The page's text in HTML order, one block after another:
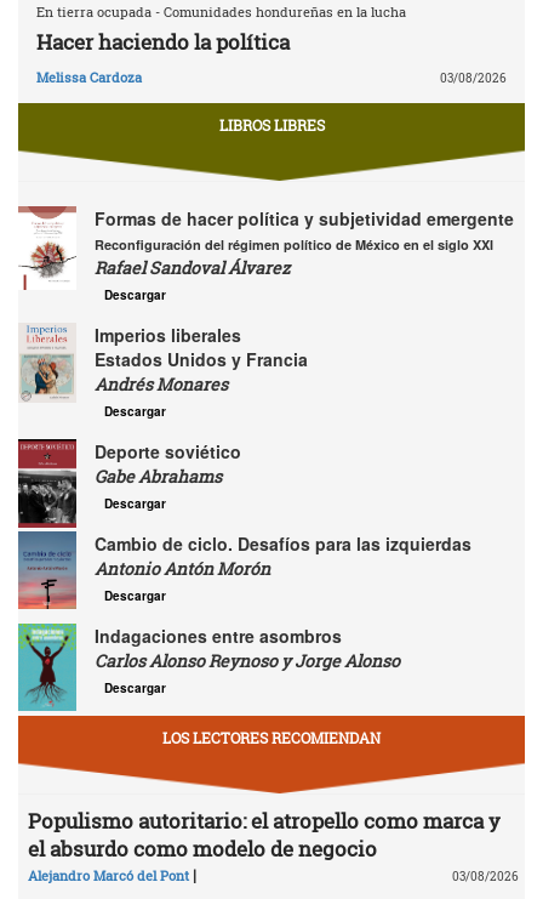
En tierra ocupada - Comunidades hondureñas en la lucha
Hacer haciendo la política
Melissa Cardoza 03/08/2026
LIBROS LIBRES
Formas de hacer política y subjetividad emergente
Reconfiguración del régimen político de México en el siglo XXI
Rafael Sandoval Álvarez
Descargar
Imperios liberales
Estados Unidos y Francia
Andrés Monares
Descargar
Deporte soviético
Gabe Abrahams
Descargar
Cambio de ciclo. Desafíos para las izquierdas
Antonio Antón Morón
Descargar
Indagaciones entre asombros
Carlos Alonso Reynoso y Jorge Alonso
Descargar
LOS LECTORES RECOMIENDAN
Populismo autoritario: el atropello como marca y
el absurdo como modelo de negocio
Alejandro Marcó del Pont | 03/08/2026